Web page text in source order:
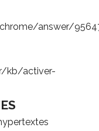
answer/
kb/activer-